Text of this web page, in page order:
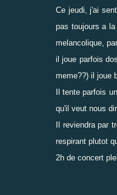
Ce jeudi, j'ai
pas toujours a
melancolique,
il joue parfois
meme??) il joue
Il tente parfois
qu'il veut nous
Il reviendra par
respirant plutot
2h de concert